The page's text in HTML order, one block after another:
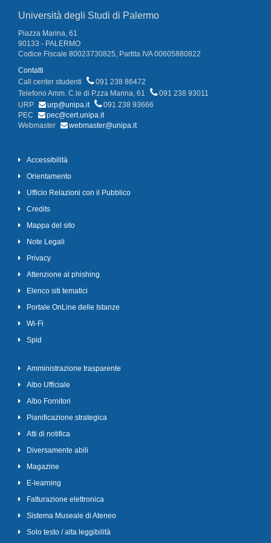
Università degli Studi di Palermo
Piazza Marina, 61
90133 - PALERMO
Codice Fiscale 80023730825, Partita IVA 00605880822
Contatti
Call center studenti
091 238 86472
Telefono Amm. C.le di P.zza Marina, 61
091 238 93011
URP
urp@unipa.it
091 238 93666
PEC
pec@cert.unipa.it
Webmaster
webmaster@unipa.it
Accessibilità
Orientamento
Ufficio Relazioni con il Pubblico
Credits
Mappa del sito
Note Legali
Privacy
Attenzione al phishing
Elenco siti tematici
Portale OnLine delle Istanze
Wi-Fi
Spid
Amministrazione trasparente
Albo Ufficiale
Albo Fornitori
Pianificazione strategica
Atti di notifica
Diversamente abili
Magazine
E-learning
Fatturazione elettronica
Sistema Museale di Ateneo
Solo testo / alta leggibilità